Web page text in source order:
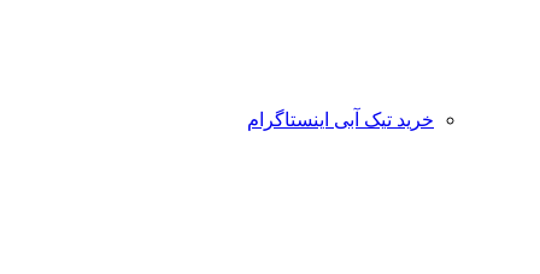
خرید تیک آبی اینستاگرام